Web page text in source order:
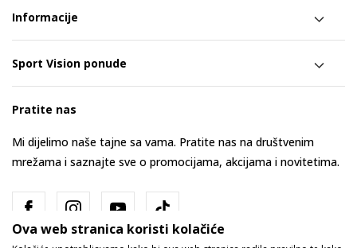
Informacije
Sport Vision ponude
Pratite nas
Mi dijelimo naše tajne sa vama. Pratite nas na društvenim
mrežama i saznajte sve o promocijama, akcijama i novitetima.
Ova web stranica koristi kolačiće